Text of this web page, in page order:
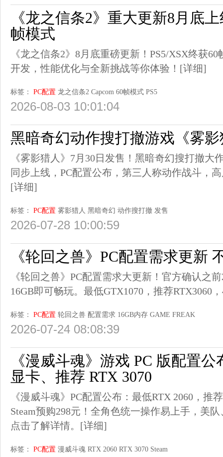
《龙之信条2》重大更新8月底
帧模式
《龙之信条2》8月底重磅更新！PS5/XSX终获
开发，性能优化与全新挑战等你体验！ [详细]
标签： PC配置 龙之信条2 Capcom 60帧模式 PS5
2026-08-03 10:01:04
黑暗奇幻动作搜打撤游戏《雾
《雾影猎人》7月30日发售！黑暗奇幻搜打撤大
同步上线，PC配置公布，第三人称动作战斗，
[详细]
标签： PC配置 雾影猎人 黑暗奇幻 动作搜打撤 发售
2026-07-28 10:00:59
《轮回之兽》PC配置需求更新
《轮回之兽》PC配置需求大更新！官方确认之
16GB即可畅玩。最低GTX1070，推荐RTX3060
标签： PC配置 轮回之兽 配置需求 16GB内存 GAME FREAK
2026-07-24 08:08:39
《漫威斗魂》游戏 PC 版配置
显卡、推荐 RTX 3070
《漫威斗魂》PC配置公布：最低RTX 2060，推
Steam预购298元！全角色统一操作易上手，美
点击了解详情。 [详细]
标签： PC配置 漫威斗魂 RTX 2060 RTX 3070 Steam